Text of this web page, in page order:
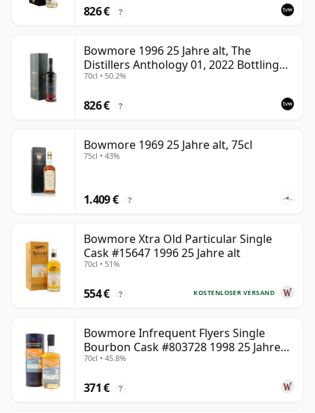
826 € ?
Bowmore 1996 25 Jahre alt, The
Distillers Anthology 01, 2022 Bottling
with Presentation Box
70cl • 50.2%
826 € ?
Bowmore 1969 25 Jahre alt, 75cl
75cl • 43%
1.409 € ?
Bowmore Xtra Old Particular Single
Cask #15647 1996 25 Jahre alt
70cl • 51%
KOSTENLOSER VERSAND
554 € ?
Bowmore Infrequent Flyers Single
Bourbon Cask #803728 1998 25 Jahre
alt
70cl • 45.8%
371 € ?